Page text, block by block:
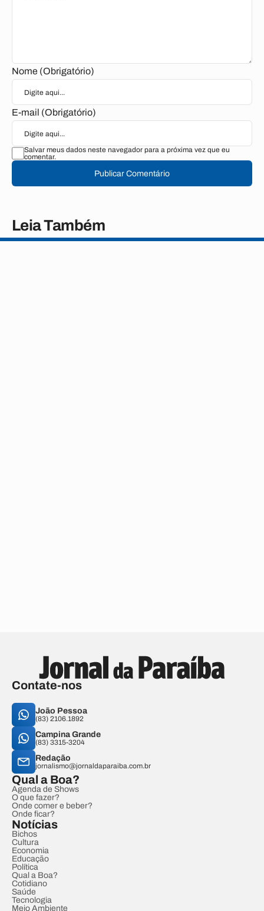
Nome (Obrigatório)
E-mail (Obrigatório)
Salvar meus dados neste navegador para a próxima vez que eu
comentar.
Publicar Comentário
Leia Também
Contate-nos
João Pessoa
(83) 2106.1892
Campina Grande
(83) 3315-3204
Redação
jornalismo@jornaldaparaiba.com.br
Qual a Boa?
Agenda de Shows
O que fazer?
Onde comer e beber?
Onde ficar?
Notícias
Bichos
Cultura
Economia
Educação
Política
Qual a Boa?
Cotidiano
Saúde
Tecnologia
Meio Ambiente